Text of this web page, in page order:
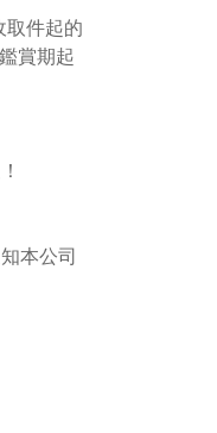
件起的
賞期起
本公司